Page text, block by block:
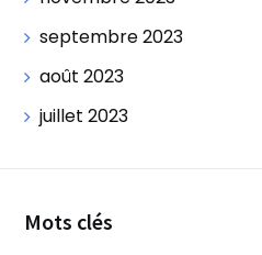
septembre 2023
août 2023
juillet 2023
Mots clés